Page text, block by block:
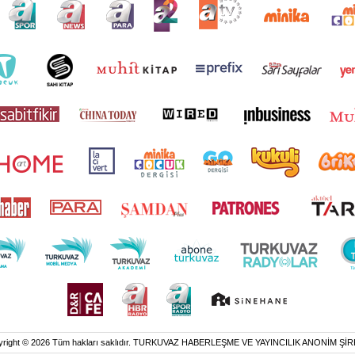
© 2026 Tüm hakları saklıdır. TURKUVAZ HABERLEŞME VE YAYINCILIK ANONİM